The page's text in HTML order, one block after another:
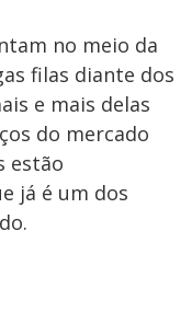
no meio da
filas diante dos
e mais delas
do mercado
estão
já é um dos